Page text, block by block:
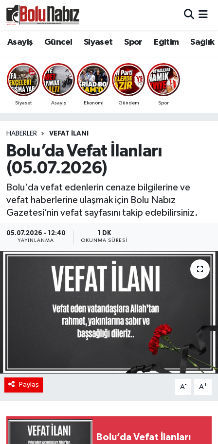
Asayiş Güncel Siyaset Spor Eğitim Sağlık
Siyaset Asayiş Ekonomi Gündem Spor
HABERLER VEFAT İLANI
Bolu’da Vefat İlanları
(05.07.2026)
Bolu'da vefat edenlerin cenaze bilgilerine ve
vefat haberlerine ulaşmak için Bolu Nabız
Gazetesi’nin vefat sayfasını takip edebilirsiniz.
05.07.2026 - 12:40
YAYINLANMA
1 DK
OKUNMA SÜRESI
Paylaş A- A+
Bolu’da Vefat İlanları
Güncel
Bolu Hava Durumu
Bolu Namaz Vakitleri
Süper Lig Puan Durumu ve Fikstür
Tüm Manşetler
Son Dakika Haberleri
Haber Arşivi